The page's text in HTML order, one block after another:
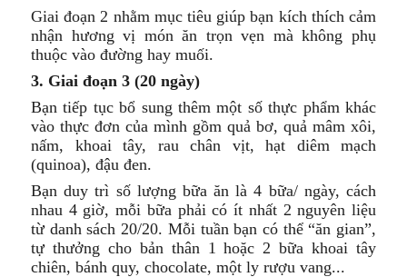
Giai đoạn 2 nhằm mục tiêu giúp bạn kích thích cảm
nhận hương vị món ăn trọn vẹn mà không phụ
thuộc vào đường hay muối.
3. Giai đoạn 3 (20 ngày)
Bạn tiếp tục bổ sung thêm một số thực phẩm khác
vào thực đơn của mình gồm quả bơ, quả mâm xôi,
nấm, khoai tây, rau chân vịt, hạt diêm mạch
(quinoa), đậu đen.
Bạn duy trì số lượng bữa ăn là 4 bữa/ ngày, cách
nhau 4 giờ, mỗi bữa phải có ít nhất 2 nguyên liệu
từ danh sách 20/20. Mỗi tuần bạn có thể “ăn gian”,
tự thưởng cho bản thân 1 hoặc 2 bữa khoai tây
chiên, bánh quy, chocolate, một ly rượu vang...